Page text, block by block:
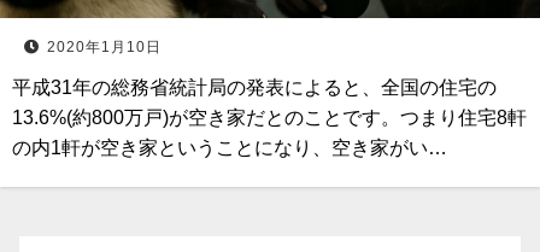
2020年1月10日
平成31年の総務省統計局の発表によると、全国の住宅の
13.6%(約800万戸)が空き家だとのことです。つまり住宅8軒
の内1軒が空き家ということになり、空き家がい…